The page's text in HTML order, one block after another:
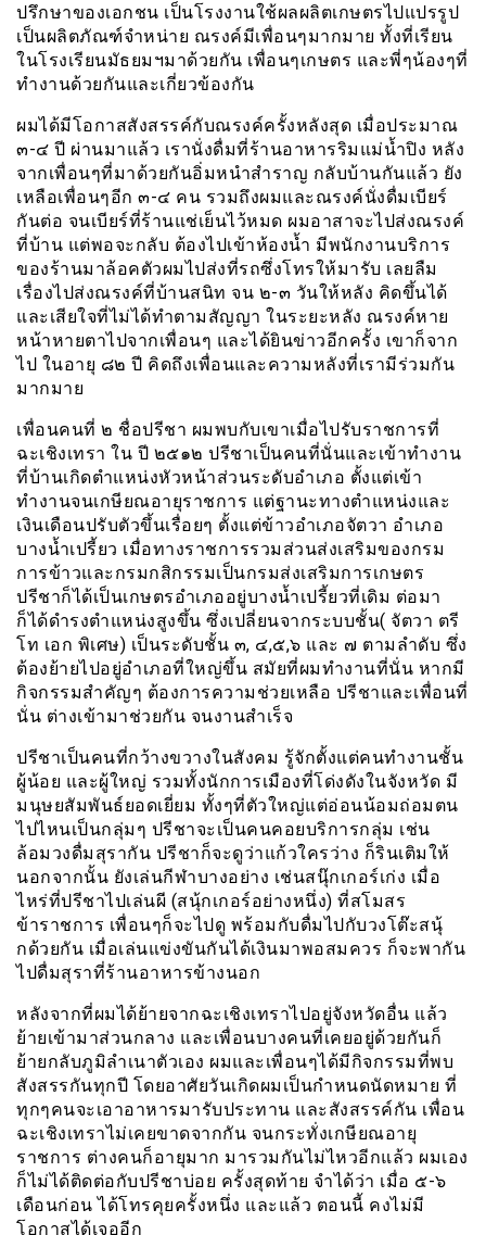
ปรึกษาของเอกชน เป็นโรงงานใช้ผลผลิตเกษตรไปแปรรูป
เป็นผลิตภัณฑ์จำหน่าย ณรงค์มีเพื่อนๆมากมาย ทั้งที่เรียน
ในโรงเรียนมัธยมฯมาด้วยกัน เพื่อนๆเกษตร และพี่ๆน้องๆที่
ทำงานด้วยกันและเกี่ยวข้องกัน
ผมได้มีโอกาสสังสรรค์กับณรงค์ครั้งหลังสุด เมื่อประมาณ
๓-๔ ปี ผ่านมาแล้ว เรานั่งดื่มที่ร้านอาหารริมแม่น้ำปิง หลัง
จากเพื่อนๆที่มาด้วยกันอิ่มหนำสำราญ กลับบ้านกันแล้ว ยัง
เหลือเพื่อนๆอีก ๓-๔ คน รวมถึงผมและณรงค์นั่งดื่มเบียร์
กันต่อ จนเบียร์ที่ร้านแช่เย็นไว้หมด ผมอาสาจะไปส่งณรงค์
ที่บ้าน แต่พอจะกลับ ต้องไปเข้าห้องน้ำ มีพนักงานบริการ
ของร้านมาล้อคตัวผมไปส่งที่รถซึ่งโทรให้มารับ เลยลืม
เรื่องไปส่งณรงค์ที่บ้านสนิท จน ๒-๓ วันให้หลัง คิดขึ้นได้
และเสียใจที่ไม่ได้ทำตามสัญญา ในระยะหลัง ณรงค์หาย
หน้าหายตาไปจากเพื่อนๆ และได้ยินข่าวอีกครั้ง เขาก็จาก
ไป ในอายุ ๘๒ ปี คิดถึงเพื่อนและความหลังที่เรามีร่วมกัน
มากมาย
เพื่อนคนที่ ๒ ชื่อปรีชา ผมพบกับเขาเมื่อไปรับราชการที่
ฉะเชิงเทรา ใน ปี ๒๕๑๒ ปรีชาเป็นคนที่นั่นและเข้าทำงาน
ที่บ้านเกิดตำแหน่งหัวหน้าส่วนระดับอำเภอ ตั้งแต่เข้า
ทำงานจนเกษียณอายุราชการ แต่ฐานะทางตำแหน่งและ
เงินเดือนปรับตัวขึ้นเรื่อยๆ ตั้งแต่ข้าวอำเภอจัตวา อำเภอ
บางน้ำเปรี้ยว เมื่อทางราชการรวมส่วนส่งเสริมของกรม
การข้าวและกรมกสิกรรมเป็นกรมส่งเสริมการเกษตร
ปรีชาก็ได้เป็นเกษตรอำเภออยู่บางน้ำเปรี้ยวที่เดิม ต่อมา
ก็ได้ดำรงตำแหน่งสูงขึ้น ซึ่งเปลี่ยนจากระบบชั้น( จัตวา ตรี
โท เอก พิเศษ) เป็นระดับชั้น ๓, ๔,๕,๖ และ ๗ ตามลำดับ ซึ่ง
ต้องย้ายไปอยู่อำเภอที่ใหญ่ขึ้น สมัยที่ผมทำงานที่นั่น หากมี
กิจกรรมสำคัญๆ ต้องการความช่วยเหลือ ปรีชาและเพื่อนที่
นั่น ต่างเข้ามาช่วยกัน จนงานสำเร็จ
ปรีชาเป็นคนที่กว้างขวางในสังคม รู้จักตั้งแต่คนทำงานชั้น
ผู้น้อย และผู้ใหญ่ รวมทั้งนักการเมืองที่โด่งดังในจังหวัด มี
มนุษยสัมพันธ์ยอดเยี่ยม ทั้งๆที่ตัวใหญ่แต่อ่อนน้อมถ่อมตน
ไปไหนเป็นกลุ่มๆ ปรีชาจะเป็นคนคอยบริการกลุ่ม เช่น
ล้อมวงดื่มสุรากัน ปรีชาก็จะดูว่าแก้วใครว่าง ก็รินเติมให้
นอกจากนั้น ยังเล่นกีฬาบางอย่าง เช่นสนุ๊กเกอร์เก่ง เมื่อ
ไหร่ที่ปรีชาไปเล่นผี (สนุ้กเกอร์อย่างหนึ่ง) ที่สโมสร
ข้าราชการ เพื่อนๆก็จะไปดู พร้อมกับดื่มไปกับวงโต๊ะสนุ้
กด้วยกัน เมื่อเล่นแข่งขันกันได้เงินมาพอสมควร ก็จะพากัน
ไปดื่มสุราที่ร้านอาหารข้างนอก
หลังจากที่ผมได้ย้ายจากฉะเชิงเทราไปอยู่จังหวัดอื่น แล้ว
ย้ายเข้ามาส่วนกลาง และเพื่อนบางคนที่เคยอยู่ด้วยกันก็
ย้ายกลับภูมิลำเนาตัวเอง ผมและเพื่อนๆได้มีกิจกรรมที่พบ
สังสรรกันทุกปี โดยอาศัยวันเกิดผมเป็นกำหนดนัดหมาย ที่
ทุกๆคนจะเอาอาหารมารับประทาน และสังสรรค์กัน เพื่อน
ฉะเชิงเทราไม่เคยขาดจากกัน จนกระทั่งเกษียณอายุ
ราชการ ต่างคนก็อายุมาก มารวมกันไม่ไหวอีกแล้ว ผมเอง
ก็ไม่ได้ติดต่อกับปรีชาบ่อย ครั้งสุดท้าย จำได้ว่า เมื่อ ๕-๖
เดือนก่อน ได้โทรคุยครั้งหนึ่ง และแล้ว ตอนนี้ คงไม่มี
โอกาสได้เจออีก